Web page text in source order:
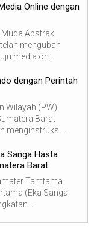
Online dengan
Muda Abstrak
mengubah
media on...
dengan Perintah
Wilayah (PW)
Barat
menginstruksi...
Sanga Hasta
Barat
Tamtama
(Eka Sanga